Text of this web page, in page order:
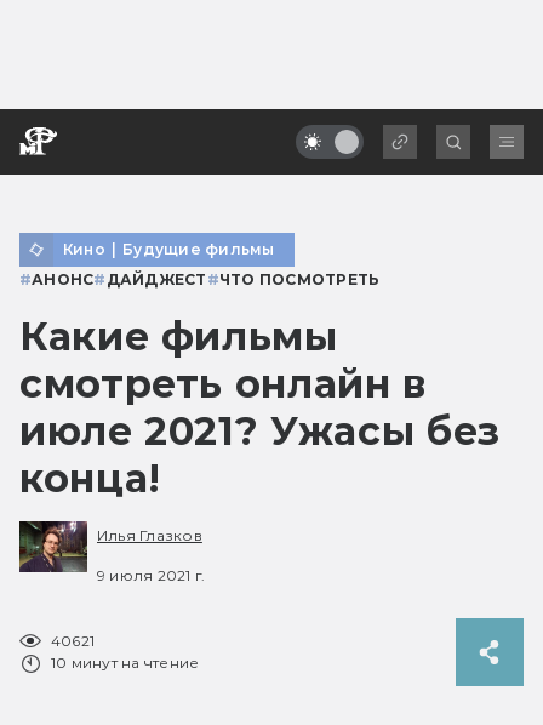
Кино | Будущие фильмы
#АНОНС# ДАЙДЖЕСТ #ЧТО ПОСМОТРЕТЬ
Какие фильмы
смотреть онлайн в
июле 2021? Ужасы без
конца!
Илья Глазков
9 июля 2021 г.
40621
10 минут на чтение